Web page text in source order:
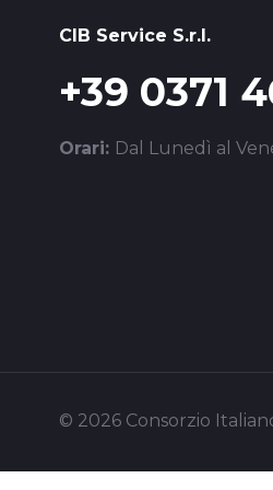
CIB Service S.r.l.
+39 0371
Orari: Dal Lunedì al
© 2026 Consorzio